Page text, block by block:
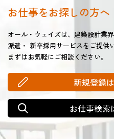
お仕事をお探しの方へ
オール・ウェイズは、建築設計業界
派遣・ 新卒採用サービスをご提供
まずはお気軽にご相談ください。
新規登録
お仕事検索